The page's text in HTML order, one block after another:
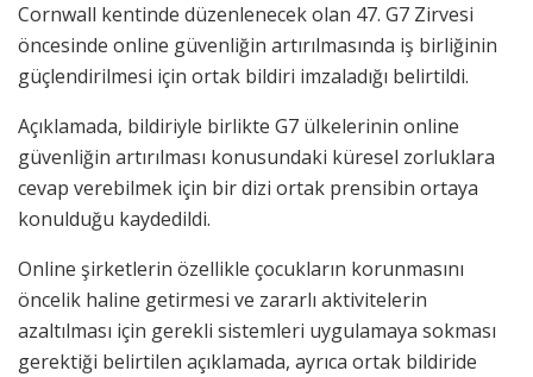
Cornwall kentinde düzenlenecek olan 47. G7 Zirvesi
öncesinde online güvenliğin artırılmasında iş birliğinin
güçlendirilmesi için ortak bildiri imzaladığı belirtildi.
Açıklamada, bildiriyle birlikte G7 ülkelerinin online
güvenliğin artırılması konusundaki küresel zorluklara
cevap verebilmek için bir dizi ortak prensibin ortaya
konulduğu kaydedildi.
Online şirketlerin özellikle çocukların korunmasını
öncelik haline getirmesi ve zararlı aktivitelerin
azaltılması için gerekli sistemleri uygulamaya sokması
gerektiği belirtilen açıklamada, ayrıca ortak bildiride